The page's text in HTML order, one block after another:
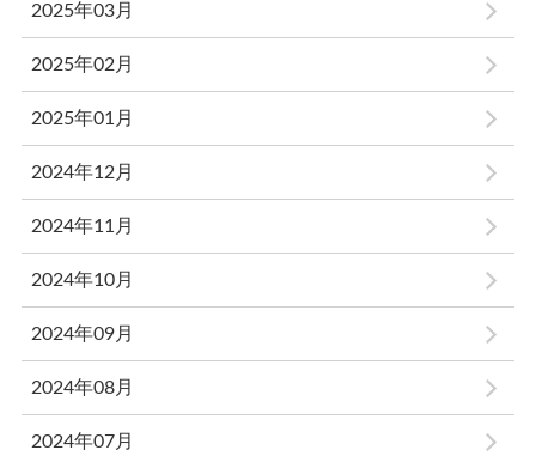
2025年03月
2025年02月
2025年01月
2024年12月
2024年11月
2024年10月
2024年09月
2024年08月
2024年07月